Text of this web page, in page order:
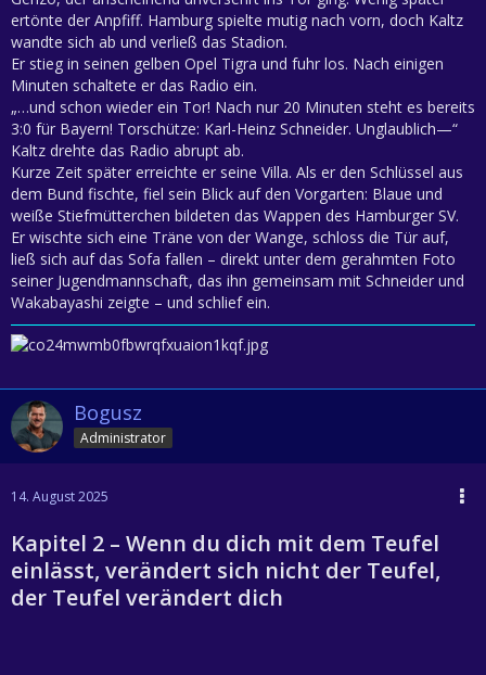
ertönte der Anpfiff. Hamburg spielte mutig nach vorn, doch Kaltz
wandte sich ab und verließ das Stadion.
Er stieg in seinen gelben Opel Tigra und fuhr los. Nach einigen
Minuten schaltete er das Radio ein.
„…und schon wieder ein Tor! Nach nur 20 Minuten steht es bereits
3:0 für Bayern! Torschütze: Karl-Heinz Schneider. Unglaublich—“
Kaltz drehte das Radio abrupt ab.
Kurze Zeit später erreichte er seine Villa. Als er den Schlüssel aus
dem Bund fischte, fiel sein Blick auf den Vorgarten: Blaue und
weiße Stiefmütterchen bildeten das Wappen des Hamburger SV.
Er wischte sich eine Träne von der Wange, schloss die Tür auf,
ließ sich auf das Sofa fallen – direkt unter dem gerahmten Foto
seiner Jugendmannschaft, das ihn gemeinsam mit Schneider und
Wakabayashi zeigte – und schlief ein.
Bogusz
Administrator
14. August 2025
Kapitel 2 – Wenn du dich mit dem Teufel
einlässt, verändert sich nicht der Teufel,
der Teufel verändert dich